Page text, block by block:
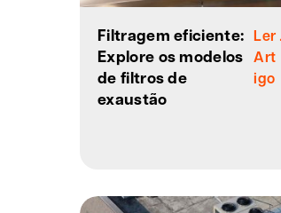
Filtragem eficiente:
Explore os modelos
de filtros de
exaustão
Ler
Art
igo